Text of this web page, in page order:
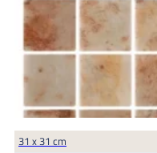
31 x 31 cm